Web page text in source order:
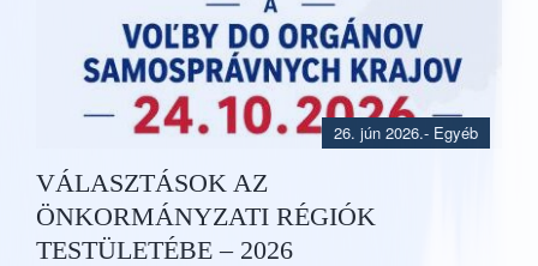
- Egyéb
26. jún 2026.
VÁLASZTÁSOK AZ
ÖNKORMÁNYZATI RÉGIÓK
TESTÜLETÉBE – 2026